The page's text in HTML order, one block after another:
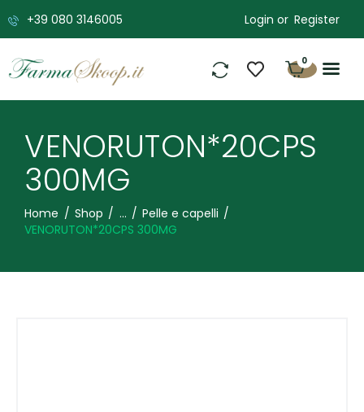
+39 080 3146005 Login or Register
0
VENORUTON*20CPS
300MG
Home Shop ...
Pelle e capelli
VENORUTON*20CPS 300MG